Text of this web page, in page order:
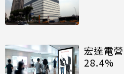
宏達電
28.4%